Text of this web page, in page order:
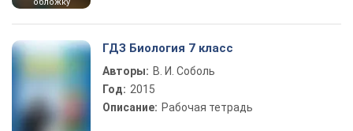
ГДЗ Биология 7 класс
Авторы: В. И. Соболь
Год: 2015
Описание: Рабочая тетрадь